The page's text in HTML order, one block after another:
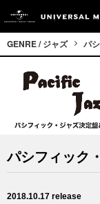
GENRE / ジャズ パ
パシフィック
2018.10.17 release